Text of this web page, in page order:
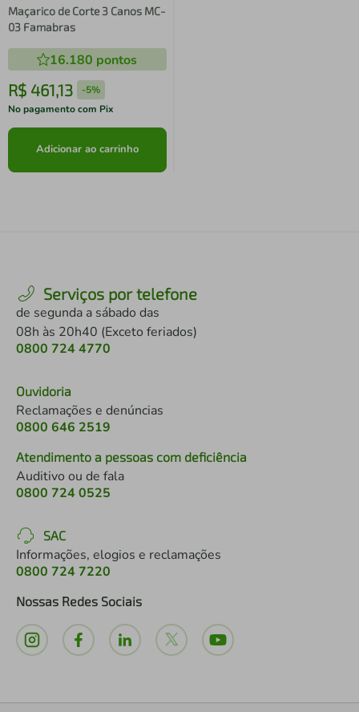
Maçarico de Corte 3 Canos MC-
03 Famabras
16.180 pontos
R$ 461,13 -5%
No pagamento com Pix
Adicionar ao carrinho
Serviços por telefone
de segunda a sábado das
08h às 20h40 (Exceto feriados)
0800 724 4770
Ouvidoria
Reclamações e denúncias
0800 646 2519
Atendimento a pessoas com deficiência
Auditivo ou de fala
0800 724 0525
SAC
Informações, elogios e reclamações
0800 724 7220
Nossas Redes Sociais